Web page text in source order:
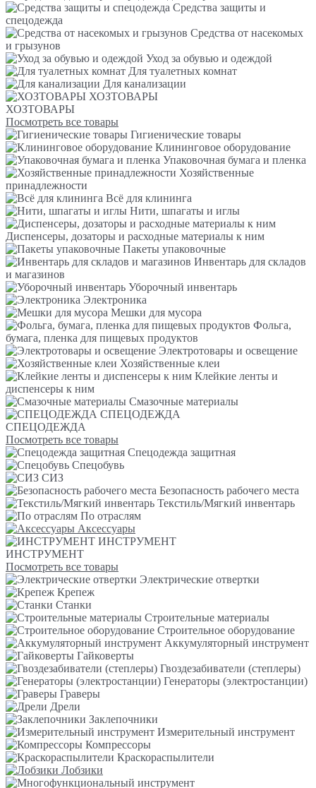
Средства защиты и
спецодежда
Средства от насекомых
и грызунов
Уход за обувью и одеждой
Для туалетных комнат
Для канализации
ХОЗТОВАРЫ
ХОЗТОВАРЫ
Посмотреть все товары
Гигиенические товары
Клининговое оборудование
Упаковочная бумага и пленка
Хозяйственные
принадлежности
Всё для клининга
Нити, шпагаты и иглы
Диспенсеры, дозаторы и расходные материалы к ним
Пакеты упаковочные
Инвентарь для складов
и магазинов
Уборочный инвентарь
Электроника
Мешки для мусора
Фольга,
бумага, пленка для пищевых продуктов
Электротовары и освещение
Хозяйственные клеи
Клейкие ленты и
диспенсеры к ним
Смазочные материалы
СПЕЦОДЕЖДА
СПЕЦОДЕЖДА
Посмотреть все товары
Спецодежда защитная
Спецобувь
СИЗ
Безопасность рабочего места
Текстиль/Мягкий инвентарь
По отраслям
Аксессуары
ИНСТРУМЕНТ
ИНСТРУМЕНТ
Посмотреть все товары
Электрические отвертки
Крепеж
Станки
Строительные материалы
Строительное оборудование
Аккумуляторный инструмент
Гайковерты
Гвоздезабиватели (степлеры)
Генераторы (электростанции)
Граверы
Дрели
Заклепочники
Измерительный инструмент
Компрессоры
Краскораспылители
Лобзики